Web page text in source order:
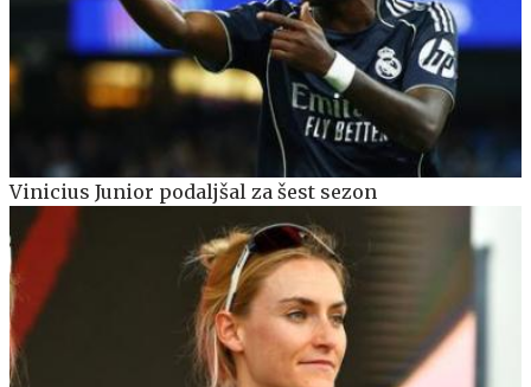
Vinicius Junior podaljšal za šest sezon